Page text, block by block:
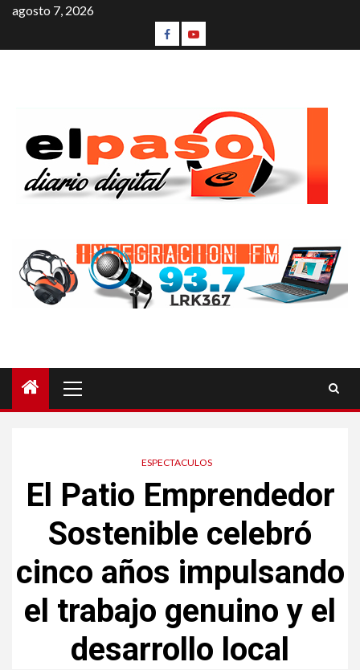
agosto 7, 2026
ESPECTACULOS
El Patio Emprendedor
Sostenible celebró
cinco años impulsando
el trabajo genuino y el
desarrollo local